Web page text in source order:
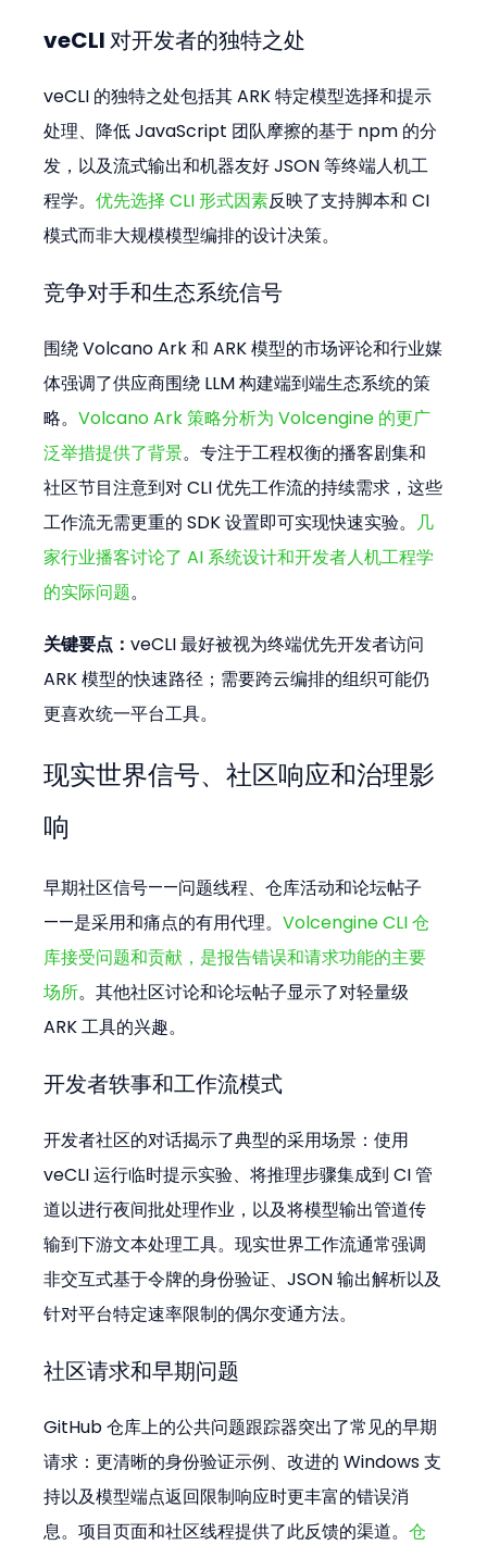
veCLI 对开发者的独特之处
veCLI 的独特之处包括其 ARK 特定模型选择和提示
处理、降低 JavaScript 团队摩擦的基于 npm 的分
发，以及流式输出和机器友好 JSON 等终端人机工
程学。优先选择 CLI 形式因素反映了支持脚本和 CI
模式而非大规模模型编排的设计决策。
竞争对手和生态系统信号
围绕 Volcano Ark 和 ARK 模型的市场评论和行业媒
体强调了供应商围绕 LLM 构建端到端生态系统的策
略。Volcano Ark 策略分析为 Volcengine 的更广
泛举措提供了背景。专注于工程权衡的播客剧集和
社区节目注意到对 CLI 优先工作流的持续需求，这些
工作流无需更重的 SDK 设置即可实现快速实验。 几
家行业播客讨论了 AI 系统设计和开发者人机工程学
的实际问题。
关键要点：veCLI 最好被视为终端优先开发者访问
ARK 模型的快速路径；需要跨云编排的组织可能仍
更喜欢统一平台工具。
现实世界信号、社区响应和治理影
响
早期社区信号——问题线程、仓库活动和论坛帖子
——是采用和痛点的有用代理。Volcengine CLI 仓
库接受问题和贡献，是报告错误和请求功能的主要
场所。其他社区讨论和论坛帖子显示了对轻量级
ARK 工具的兴趣。
开发者轶事和工作流模式
开发者社区的对话揭示了典型的采用场景：使用
veCLI 运行临时提示实验、将推理步骤集成到 CI 管
道以进行夜间批处理作业，以及将模型输出管道传
输到下游文本处理工具。现实世界工作流通常强调
非交互式基于令牌的身份验证、JSON 输出解析以及
针对平台特定速率限制的偶尔变通方法。
社区请求和早期问题
GitHub 仓库上的公共问题跟踪器突出了常见的早期
请求：更清晰的身份验证示例、改进的 Windows 支
持以及模型端点返回限制响应时更丰富的错误消
息。项目页面和社区线程提供了此反馈的渠道。仓